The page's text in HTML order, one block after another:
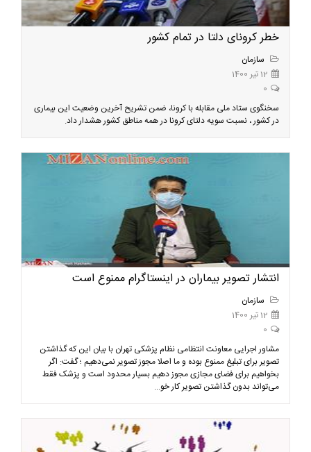
خطر کرونای دلتا در تمام کشور
سازمان
12 تیر 1400
0
سخنگوی ستاد ملی مقابله با کرونا، ضمن تشریح آخرین وضعیت این بیماری
در کشور ، نسبت سویه دلتای کرونا در همه مناطق کشور هشدار داد.
انتشار تصویر بیماران در اینستاگرام ممنوع است
سازمان
12 تیر 1400
0
مشاور اجرایی معاونت انتظامی نظام پزشکی تهران با بیان این که گذاشتن
تصویر برای تبلیغ ممنوع بوده و ما اصلا مجوز تصویر نمی‌دهیم ؛ گفت: اگر
بخواهیم برای فضای مجازی مجوز دهیم بسیار محدود است و پزشک فقط
می‌تواند بدون گذاشتن تصویر کار خو...